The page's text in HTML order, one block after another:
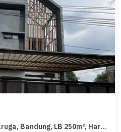
Kesempatan Rumah di Ciwaruga, Bandung, LB 250m², Harga 2,2 Miliar